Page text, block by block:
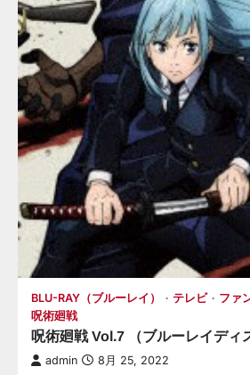
BLU-RAY（ブルーレイ） テレビ ファ
呪術廻戦
呪術廻戦 Vol.7 （ブルーレイディ
admin 8月 25, 2022